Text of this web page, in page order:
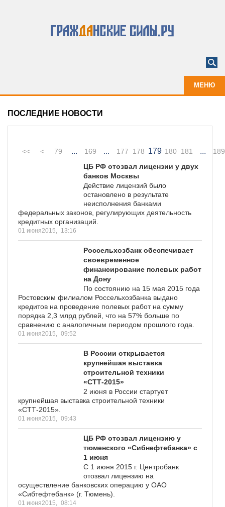
МЕНЮ
ПОСЛЕДНИЕ НОВОСТИ
<< < 79 ... 169 ... 177 178 179 180 181 ...
189
ЦБ РФ отозвал лицензии у двух
банков Москвы
Действие лицензий было
остановлено в результате
неисполнения банками
федеральных законов, регулирующих деятельность
кредитных организаций.
01 июня2015, 13:16
Россельхозбанк обеспечивает
своевременное
финансирование полевых работ
на Дону
По состоянию на 15 мая 2015 года
Ростовским филиалом Россельхозбанка выдано
кредитов на проведение полевых работ на сумму
порядка 2,3 млрд рублей, что на 57% больше по
сравнению с аналогичным периодом прошлого года.
01 июня2015, 09:52
В России открывается
крупнейшая выставка
строительной техники
«СТТ-2015»
2 июня в России стартует
крупнейшая выставка строительной техники
«СТТ-2015».
01 июня2015, 09:43
ЦБ РФ отозвал лицензию у
тюменского «Сибнефтебанка» с
1 июня
С 1 июня 2015 г. Центробанк
отозвал лицензию на
осуществление банковских операцию у ОАО
«Сибтефтебанк» (г. Тюмень).
01 июня2015, 08:14